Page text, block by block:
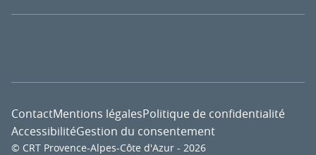
© CRT Provence-Alpes-Côte d'Azur - 2026
ContactMentions légalesPolitique de confidentialité
AccessibilitéGestion du consentement